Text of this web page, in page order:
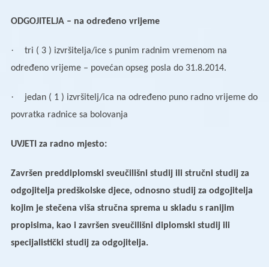
ODGOJITELJA – na određeno vrijeme
·
tri ( 3 ) izvršitelja/ice s punim radnim vremenom na
određeno vrijeme – povećan opseg posla do 31.8.2014.
·
jedan ( 1 ) izvršitelj/ica na određeno puno radno vrijeme do
povratka radnice sa bolovanja
UVJETI za radno mjesto:
Završen preddiplomski sveučilišni studij ili stručni studij za
odgojitelja predškolske djece, odnosno studij za odgojitelja
kojim je stečena viša stručna sprema u skladu s ranijim
propisima, kao i završen sveučilišni diplomski studij ili
specijalistički studij za odgojitelja.